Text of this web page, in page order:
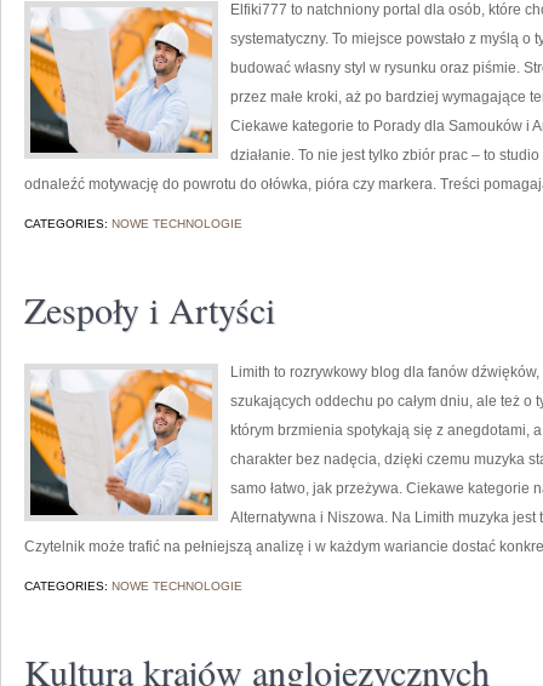
Elfiki777 to natchniony portal dla osób, które
systematyczny. To miejsce powstało z myślą
budować własny styl w rysunku oraz piśmie.
przez małe kroki, aż po bardziej wymagające
Ciekawe kategorie to Porady dla Samouków i
działanie. To nie jest tylko zbiór prac – to
odnaleźć motywację do powrotu do ołówka, pióra czy markera. Treści
CATEGORIES: NOWE TECHNOLOGIE
Zespoły i Artyści
Limith to rozrywkowy blog dla fanów
szukających oddechu po całym dniu, ale też o
którym brzmienia spotykają się z anegdotami,
charakter bez nadęcia, dzięki czemu muzyka
samo łatwo, jak przeżywa. Ciekawe kategorie
Alternatywna i Niszowa. Na Limith muzyka
Czytelnik może trafić na pełniejszą analizę i w każdym wariancie dostać
CATEGORIES: NOWE TECHNOLOGIE
Kultura krajów anglojęzycznych